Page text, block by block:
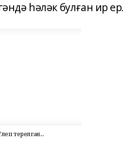
һәләк булған ир
терелгән...